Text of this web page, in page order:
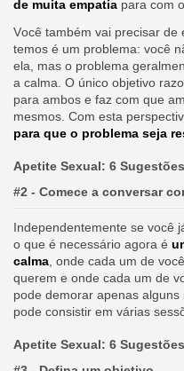
de muita empatiapara com
Você também vai precisar de
temos é um problema: você
ela, mas o problema
a calma. O único objetivo
para ambos e faz com que
mesmos. Com esta
para que o problema seja
Apetite Sexual: 6
#2 - Comece a conversar
Independentemente se você
o que é necessário agora é
calma, onde cada um de
querem e onde cada um de
pode demorar apenas
pode consistir em várias
Apetite Sexual: 6